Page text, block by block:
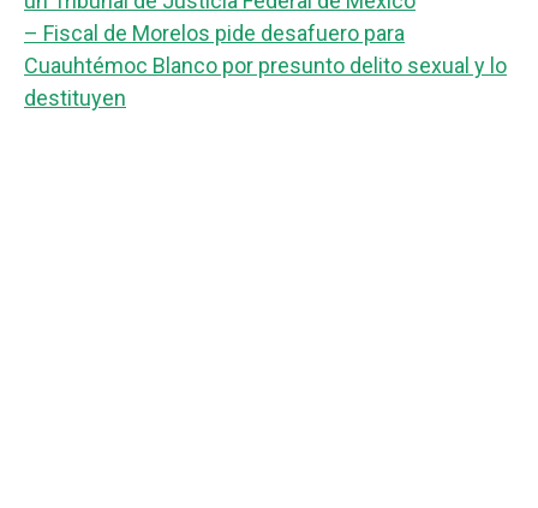
– Fiscal de Morelos pide desafuero para
Cuauhtémoc Blanco por presunto delito sexual y lo
destituyen